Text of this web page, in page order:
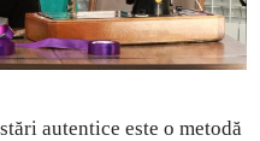
autentice este o metodă